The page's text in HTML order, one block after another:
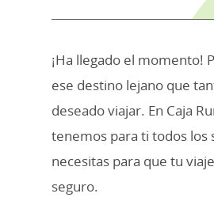
¡Ha llegado el momento!
ese destino lejano que
deseado viajar. En Caja
tenemos para ti todos los
necesitas para que tu
seguro.